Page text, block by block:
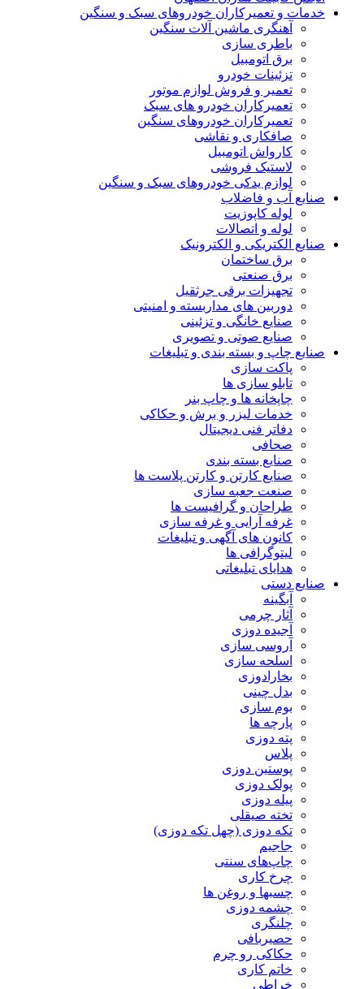
خدمات و تعمیرکاران خودروهای سبک و سنگین
آهنگری ماشین آلات سنگین
باطری سازی
برق اتومبیل
تزئینات خودرو
تعمیر و فروش لوازم موتور
تعمیرکاران خودرو های سبک
تعمیرکاران خودروهای سنگین
صافکاری و نقاشی
کارواش اتومبیل
لاستیک فروشی
لوازم یدکی خودروهای سبک و سنگین
صنایع آب و فاضلاب
لوله کاپوزیت
لوله و اتصالات
صنایع الکتریکی و الکترونیک
برق ساختمان
برق صنعتی
تجهیزات برقی جرثقیل
دوربین های مداربسته و امنیتی
صنایع خانگی و تزئینی
صنایع صوتی و تصویری
صنایع چاپ و بسته بندی و تبلیغات
پاکت سازی
تابلو سازی ها
چاپخانه ها و چاپ بنر
خدمات لیزر و برش و حکاکی
دفاتر فنی دیجیتال
صحافی
صنایع بسته بندی
صنایع کارتن و کارتن پلاست ها
صنعت جعبه سازی
طراحان و گرافیست ها
غرفه آرایی و غرفه سازی
کانون های آگهی و تبلیغات
لیتوگرافی ها
هدایای تبلیغاتی
صنایع دستی
آبگینه
آثار چرمی
آجیده دوزی
آروسی سازی
اسلحه سازی
بخارادوزی
بدل چینی
بوم سازی
پارچه ها
پته دوزی
پلاس
پوستین دوزی
پولک دوزی
پیله دوزی
تخته صیقلی
تکه دوزی (چهل تکه دوزی)
جاجیم
چاپ‌های سنتی
چرخ کاری
چسبها و روغن ها
چشمه دوزی
چلنگری
حصیربافی
حکاکی رو چرم
خاتم کاری
خراطی